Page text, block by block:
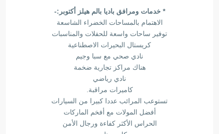
* خدمات ومرافق باديا بالم هيلز أكتوبر:-
الاهتمام بالمساحات الخضراء الشاسعة
توفير ساحات واسعة للحفلات والمناسبات
كريستال البحيرات الاصطناعية
نادي صحي مع سبا وجيم
هناك مراكز تجارية ضخمة
نادي رياضي
كاميرات مراقبة.
تستوعب المرائب عددا كبيرا من السيارات
أفضل المولات مع أفخم الماركات
الحراس الأكثر كفاءة ورجال الأمن